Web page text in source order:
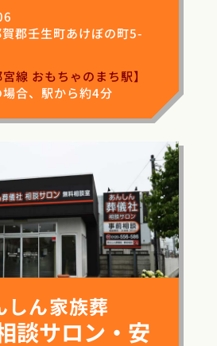
郡壬生町あけぼの町5-
宮線 おもちゃのまち駅】
合、駅から約4分
しん家族葬
談サロン・安